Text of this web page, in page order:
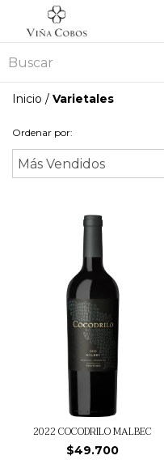
Inicio / Varietales
Ordenar por:
2022 COCODRILO MALBEC
$49.700